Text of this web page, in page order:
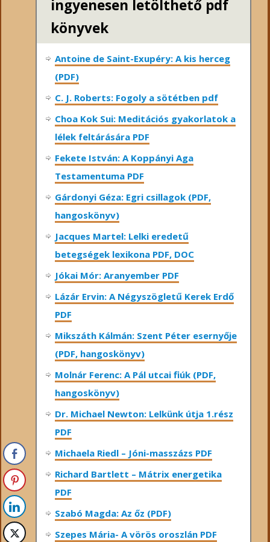
ingyenesen letölthető pdf
könyvek
Antoine de Saint-Exupéry: A kis herceg
(PDF)
C. J. Roberts: Fogoly a sötétben pdf
Choa Kok Sui: Meditációs gyakorlatok a
lélek feltárására PDF
Fekete István: A Koppányi Aga
Testamentuma PDF
Gárdonyi Géza: Egri csillagok (PDF,
hangoskönyv)
Jacques Martel: Lelki eredetű
betegségek lexikona PDF, DOC
Jókai Mór: Aranyember PDF
Lázár Ervin: A Négyszögletű Kerek Erdő
PDF
Mikszáth Kálmán: Szent Péter esernyője
(PDF, hangoskönyv)
Molnár Ferenc: A Pál utcai fiúk (PDF,
hangoskönyv)
Dr. Michael Newton: Lelkünk útja 1.rész
PDF
Michaela Riedl – Jóni-masszázs PDF
Richard Bartlett – Mátrix energetika
PDF
Szabó Magda: Az őz (PDF)
Szepes Mária- A vörös oroszlán PDF